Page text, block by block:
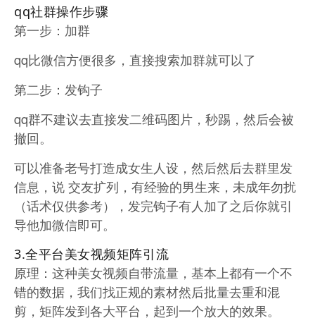
qq社群操作步骤
第一步：加群
qq比微信方便很多，直接搜索加群就可以了
第二步：发钩子
qq群不建议去直接发二维码图片，秒踢，然后会被
撤回。
可以准备老号打造成女生人设，然后然后去群里发
信息，说 交友扩列，有经验的男生来，未成年勿扰
（话术仅供参考），发完钩子有人加了之后你就引
导他加微信即可。
3.全平台美女视频矩阵引流
原理：这种美女视频自带流量，基本上都有一个不
错的数据，我们找正规的素材然后批量去重和混
剪，矩阵发到各大平台，起到一个放大的效果。